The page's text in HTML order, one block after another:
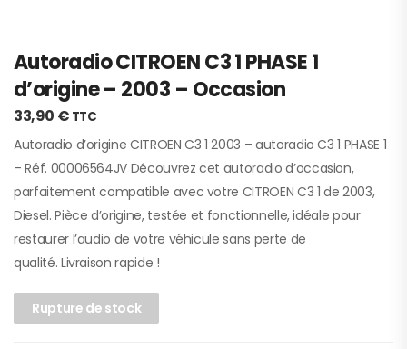
Autoradio CITROEN C3 1 PHASE 1
d’origine – 2003 – Occasion
33,90 € TTC
Autoradio d’origine CITROEN C3 1 2003 – autoradio C3 1 PHASE 1
– Réf. 00006564JV Découvrez cet autoradio d’occasion,
parfaitement compatible avec votre CITROEN C3 1 de 2003,
Diesel. Pièce d’origine, testée et fonctionnelle, idéale pour
restaurer l’audio de votre véhicule sans perte de
qualité. Livraison rapide !
Rupture de stock